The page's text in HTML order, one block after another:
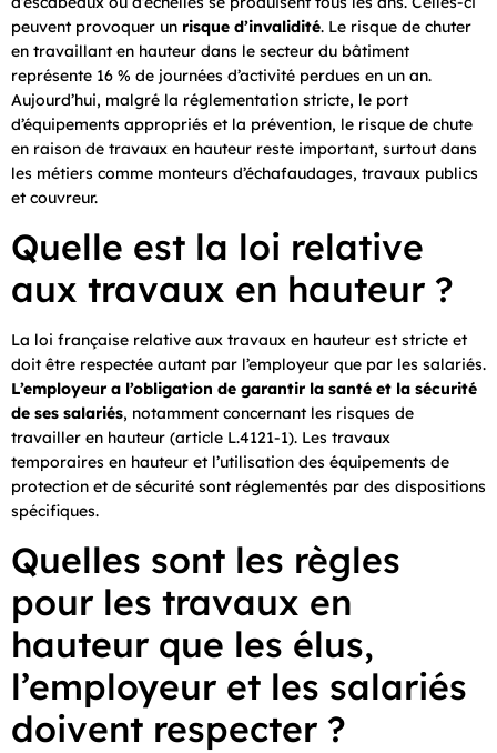
peuvent provoquer un risque d’invalidité. Le risque de chuter
en travaillant en hauteur dans le secteur du bâtiment
représente 16 % de journées d’activité perdues en un an.
Aujourd’hui, malgré la réglementation stricte, le port
d’équipements appropriés et la prévention, le risque de chute
en raison de travaux en hauteur reste important, surtout dans
les métiers comme monteurs d’échafaudages, travaux publics
et couvreur.
Quelle est la loi relative
aux travaux en hauteur ?
La loi française relative aux travaux en hauteur est stricte et
doit être respectée autant par l’employeur que par les salariés.
L’employeur a l’obligation de garantir la santé et la sécurité
de ses salariés, notamment concernant les risques de
travailler en hauteur (article L.4121-1). Les travaux
temporaires en hauteur et l’utilisation des équipements de
protection et de sécurité sont réglementés par des dispositions
spécifiques.
Quelles sont les règles
pour les travaux en
hauteur que les élus,
l’employeur et les salariés
doivent respecter ?